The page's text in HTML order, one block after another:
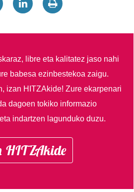
libre eta kalitatez jaso nahi
babesa ezinbestekoa zaigu.
izan HITZAkide!Zure ekarpenari
dagoen tokiko informazio
indartzen lagunduko duzu.
HITZAkide